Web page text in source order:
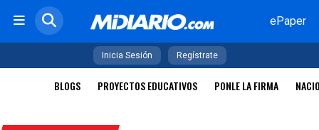
ePaper
Inicia Sesión Regístrate
BLOGS PROYECTOS EDUCATIVOS PONLE LA FIRMA